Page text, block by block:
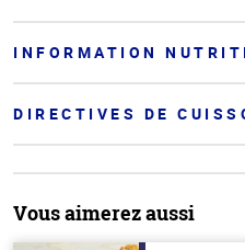
INFORMATION
DIRECTIVES DE
Vous aimerez aussi